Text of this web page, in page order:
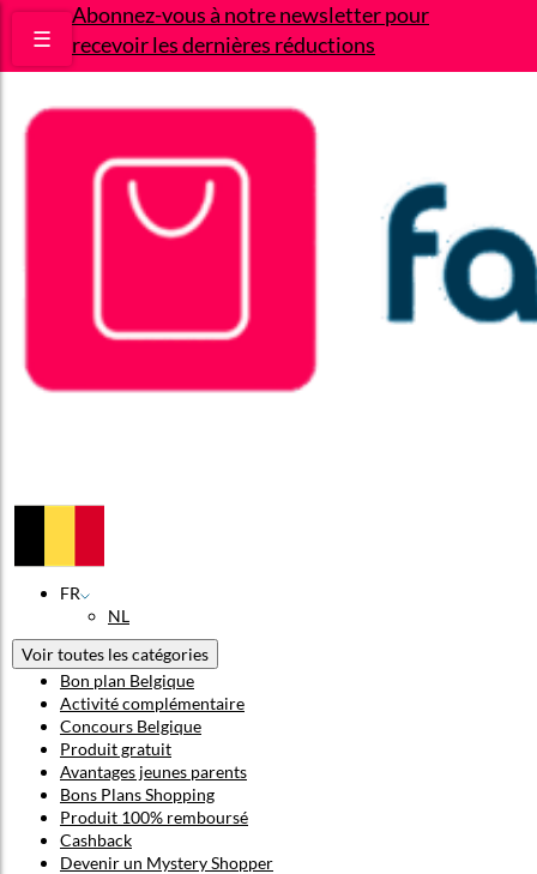
Abonnez-vous à notre newsletter pour
recevoir les dernières réductions
☰
FR
NL
Voir toutes les catégories
Bon plan Belgique
Activité complémentaire
Concours Belgique
Produit gratuit
Avantages jeunes parents
Bons Plans Shopping
Produit 100% remboursé
Cashback
Devenir un Mystery Shopper